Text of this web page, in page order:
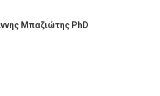
Μπαζιώτης PhD